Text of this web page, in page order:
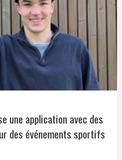
une application avec des
des événements sportifs